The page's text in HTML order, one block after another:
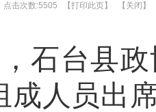
点击次数:5505 【打印此页】 【 关闭 】
石台县
成人员出